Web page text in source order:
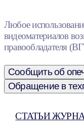
Любое
видеоматериалов
правообладателя
Сообщить об
Обращение в
СТАТЬИ